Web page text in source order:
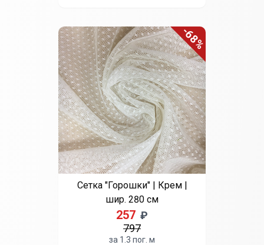
-68%
Сетка "Горошки" | Крем |
шир. 280 см
257 ₽
797
за 1.3 пог. м